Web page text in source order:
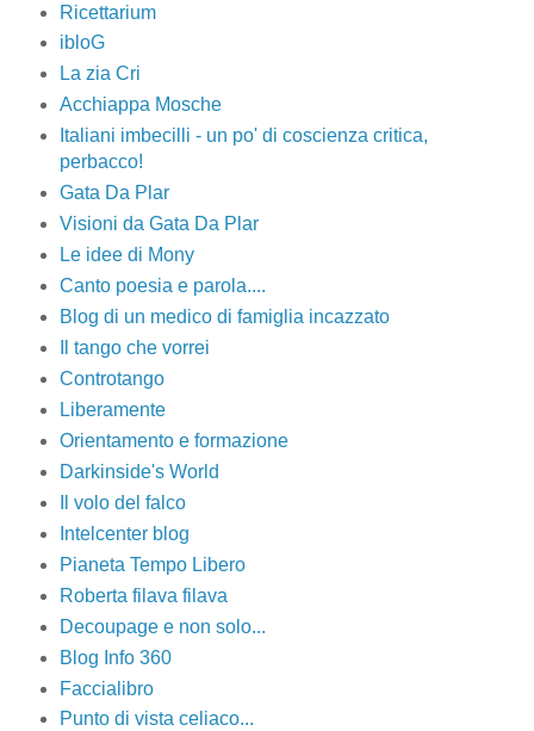
Ricettarium
ibloG
La zia Cri
Acchiappa Mosche
Italiani imbecilli - un po' di coscienza critica,
perbacco!
Gata Da Plar
Visioni da Gata Da Plar
Le idee di Mony
Canto poesia e parola....
Blog di un medico di famiglia incazzato
Il tango che vorrei
Controtango
Liberamente
Orientamento e formazione
Darkinside's World
Il volo del falco
Intelcenter blog
Pianeta Tempo Libero
Roberta filava filava
Decoupage e non solo...
Blog Info 360
Faccialibro
Punto di vista celiaco...